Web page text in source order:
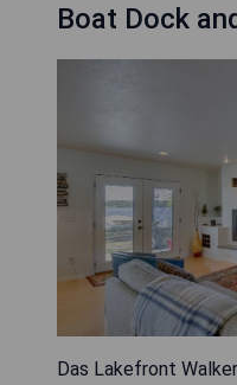
Boat Dock
Das Lakefront